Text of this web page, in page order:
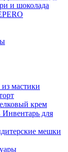
и шоколада
мастики
крем
Инвентарь для
мешки